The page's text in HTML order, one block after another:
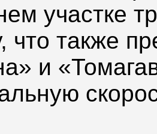
участке
что также
и